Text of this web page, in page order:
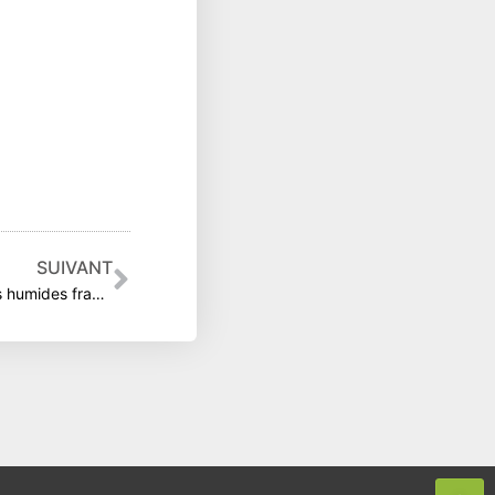
SUIVANT
Alerte sur la préservation des zones humides françaises !
Suivant